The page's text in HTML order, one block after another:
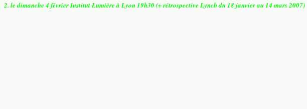
2. le dimanche 4 février Institut Lumière à Lyon 19h30 (+ rétrospective Lynch du 18 janvier au 14 mars 2007)